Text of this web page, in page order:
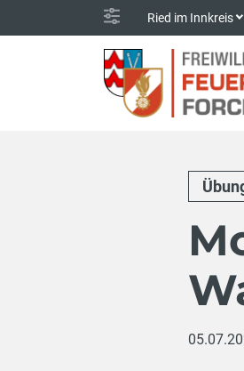
Ried im Innkreis